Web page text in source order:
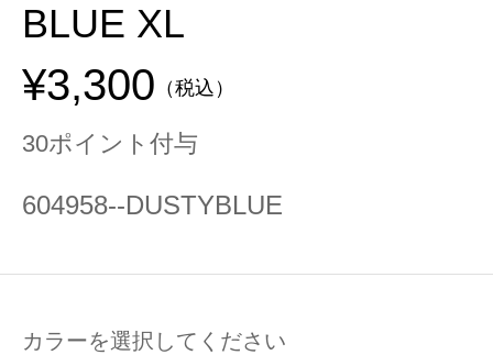
BLUE XL
¥3,300 （税込）
30ポイント付与
604958--DUSTYBLUE
カラーを選択してください